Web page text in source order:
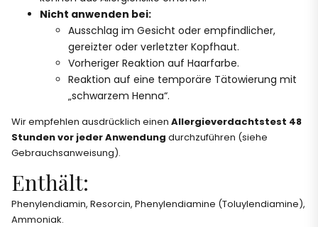
Nicht anwenden bei:
Ausschlag im Gesicht oder empfindlicher,
gereizter oder verletzter Kopfhaut.
Vorheriger Reaktion auf Haarfarbe.
Reaktion auf eine temporäre Tätowierung mit
„schwarzem Henna“.
Wir empfehlen ausdrücklich einen Allergieverdachtstest 48
Stunden vor jeder Anwendung durchzuführen (siehe
Gebrauchsanweisung).
Enthält:
Phenylendiamin, Resorcin, Phenylendiamine (Toluylendiamine),
Ammoniak.